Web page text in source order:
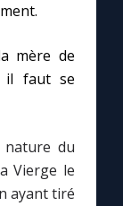
mère de
il faut se
du
Vierge le
ayant tiré